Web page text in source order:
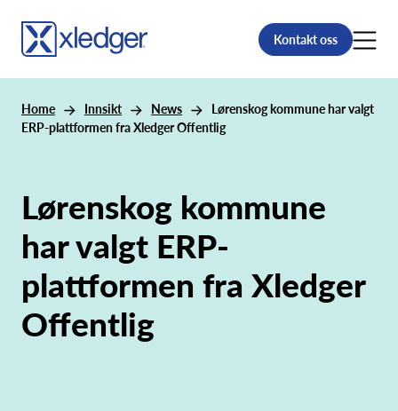
Kontakt oss
Home Innsikt News
Lørenskog kommune har valgt
ERP-plattformen fra Xledger Offentlig
Lørenskog kommune
har valgt ERP-
plattformen fra Xledger
Offentlig